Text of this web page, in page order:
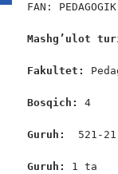
FAN:
Mashg’ulot
Fakultet:
Bosqich: 4
Guruh: 521-21
Guruh: 1 ta